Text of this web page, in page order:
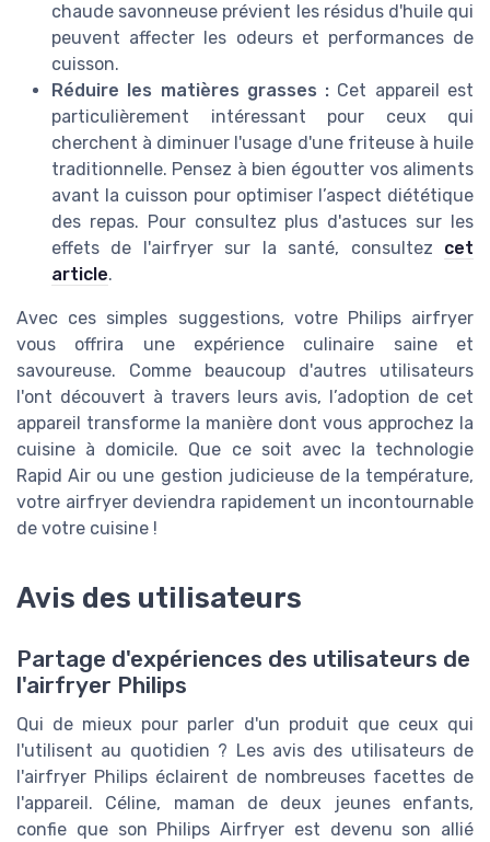
chaude savonneuse prévient les résidus d'huile qui
peuvent affecter les odeurs et performances de
cuisson.
Réduire les matières grasses : Cet appareil est
particulièrement intéressant pour ceux qui
cherchent à diminuer l'usage d'une friteuse à huile
traditionnelle. Pensez à bien égoutter vos aliments
avant la cuisson pour optimiser l’aspect diététique
des repas. Pour consultez plus d'astuces sur les
effets de l'airfryer sur la santé, consultez cet
article.
Avec ces simples suggestions, votre Philips airfryer
vous offrira une expérience culinaire saine et
savoureuse. Comme beaucoup d'autres utilisateurs
l'ont découvert à travers leurs avis, l’adoption de cet
appareil transforme la manière dont vous approchez la
cuisine à domicile. Que ce soit avec la technologie
Rapid Air ou une gestion judicieuse de la température,
votre airfryer deviendra rapidement un incontournable
de votre cuisine !
Avis des utilisateurs
Partage d'expériences des utilisateurs de
l'airfryer Philips
Qui de mieux pour parler d'un produit que ceux qui
l'utilisent au quotidien ? Les avis des utilisateurs de
l'airfryer Philips éclairent de nombreuses facettes de
l'appareil. Céline, maman de deux jeunes enfants,
confie que son Philips Airfryer est devenu son allié